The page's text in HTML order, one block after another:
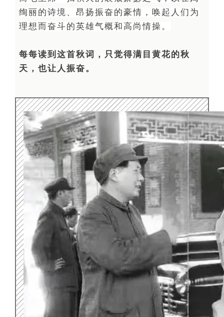
绚丽的诗境、昂扬振奋的豪情，唤起人们为
理想而奋斗的英雄气概和高尚情操。
每每读到这首秋词，只觉得满目黄花的秋
天，也让人振奋。